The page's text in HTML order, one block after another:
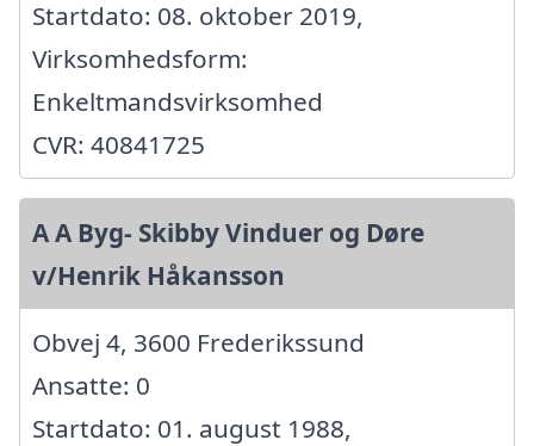
Startdato: 08. oktober 2019,
Virksomhedsform:
Enkeltmandsvirksomhed
CVR: 40841725
A A Byg- Skibby Vinduer og Døre
v/Henrik Håkansson
Obvej 4, 3600 Frederikssund
Ansatte: 0
Startdato: 01. august 1988,